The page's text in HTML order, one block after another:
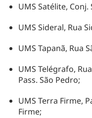
UMS Satélite, Conj.
UMS Sideral, Rua
UMS Tapanã, Rua
UMS Telégrafo,
Pass. São Pedro;
UMS Terra Firme,
Firme;